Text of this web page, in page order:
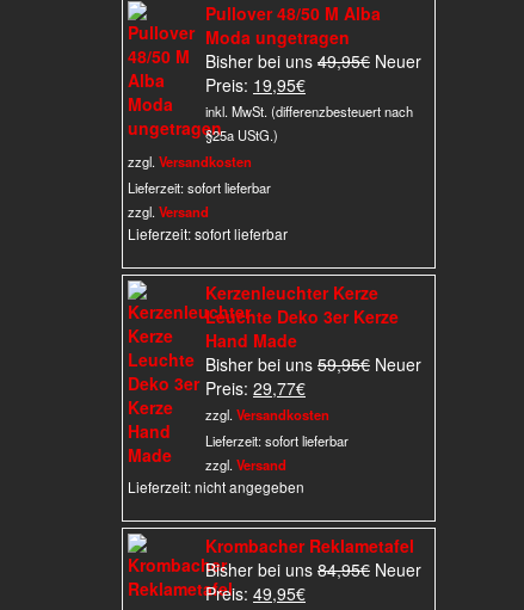
Pullover 48/50 M Alba
Moda ungetragen
Bisher bei uns 49,95€ Ursprünglicher
war:
Neuer
Preis: 19,95€Aktueller
Preis
inkl. MwSt. (differenzbesteuert nach
§25a UStG.)
zzgl. Versandkosten
Lieferzeit:sofort lieferbar
zzgl. Versand
Lieferzeit: sofort lieferbar
Kerzenleuchter Kerze
Leuchte Deko 3er Kerze
Hand Made
Bisher bei uns 59,95€ Ursprünglicher
Neuer
Preis: 29,77€Aktueller
Preis
ist:
zzgl. Versandkosten
Lieferzeit:sofort lieferbar
zzgl. Versand
Lieferzeit: nicht angegeben
Krombacher Reklametafel
Bisher bei uns 84,95€ Ursprünglicher
Neuer
Preis: 49,95€Aktueller